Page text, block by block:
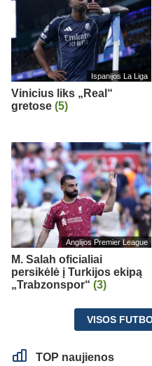
Ispanijos La Liga
Vinicius liks „Real“
gretose (5)
Anglijos Premier League
M. Salah oficialiai
persikėlė į Turkijos ekipą
„Trabzonspor“ (3)
VISOS
TOP naujienos